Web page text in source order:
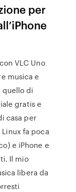
per
VLC Uno
musica e
quello di
gratis e
casa per
fa poca
e iPhone e
Il mio
libera da